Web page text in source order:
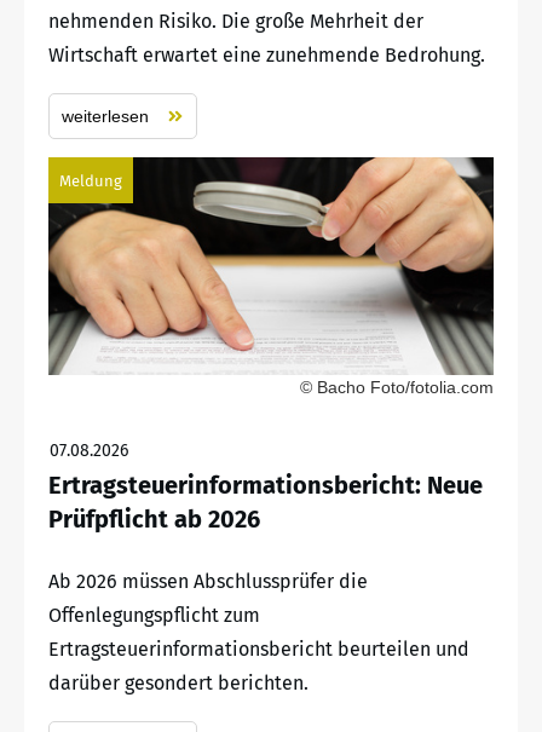
nehmenden Risiko. Die große Mehrheit der
Wirtschaft erwartet eine zunehmende Bedrohung.
weiterlesen
Meldung
© Bacho Foto/fotolia.com
07.08.2026
Ertragsteuerinformationsbericht: Neue
Prüfpflicht ab 2026
Ab 2026 müssen Abschlussprüfer die
Offenlegungspflicht zum
Ertragsteuerinformationsbericht beurteilen und
darüber gesondert berichten.